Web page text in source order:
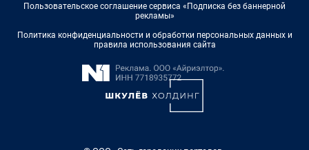
Пользовательское соглашение сервиса «Подписка без баннерной
рекламы»
Политика конфиденциальности и обработки персональных данных и
правила использования сайта